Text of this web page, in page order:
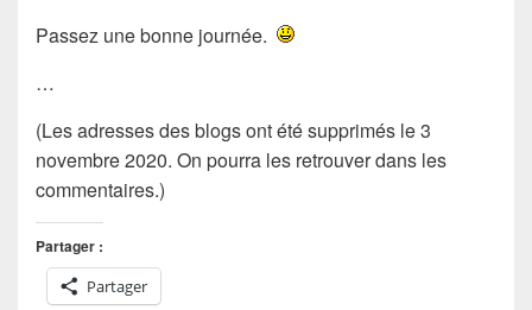
Passez une bonne journée.
…
(Les adresses des blogs ont été supprimés le 3
novembre 2020. On pourra les retrouver dans les
commentaires.)
Partager :
Partager